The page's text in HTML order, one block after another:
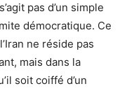
pas d’un simple
démocratique. Ce
ne réside pas
mais dans la
soit coiffé d’un